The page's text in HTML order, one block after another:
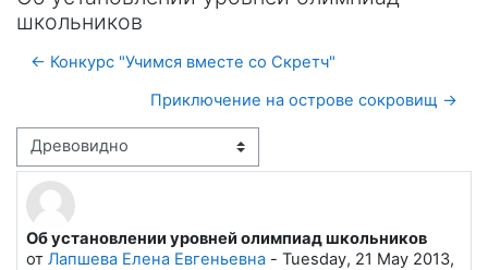
школьников
← Конкурс "Учимся вместе со Скретч"
Приключение на острове сокровищ →
Режим отображения
Об установлении уровней олимпиад школьников
от Лапшева Елена Евгеньевна - Tuesday, 21 May 2013,
Количество ответов: 0